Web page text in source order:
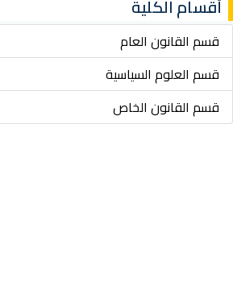
أقسام الكلية
قسم القانون العام
قسم العلوم السياسية
قسم القانون الخاص